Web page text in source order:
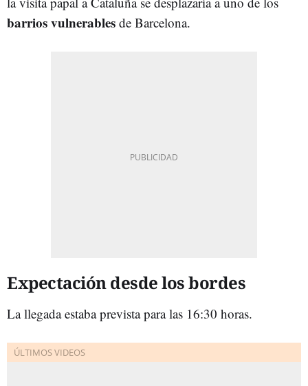
barrios vulnerables de Barcelona.
Expectación desde los bordes
La llegada estaba prevista para las 16:30 horas.